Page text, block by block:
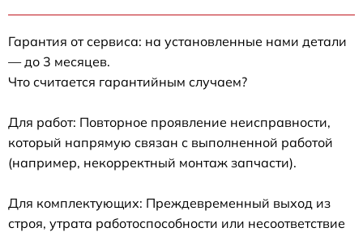
Гарантия от сервиса: на установленные нами детали
— до 3 месяцев.
Что считается гарантийным случаем?
Для работ: Повторное проявление неисправности,
который напрямую связан с выполненной работой
(например, некорректный монтаж запчасти).
Для комплектующих: Преждевременный выход из
строя, утрата работоспособности или несоответствие